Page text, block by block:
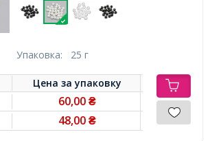
Упаковка: 25 г
Цена заупаковку
60,00₴
48,00₴